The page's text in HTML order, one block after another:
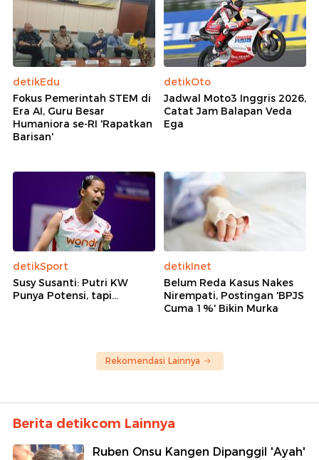
detikEdu
Fokus Pemerintah STEM di
Era AI, Guru Besar
Humaniora se-RI 'Rapatkan
Barisan'
detikOto
Jadwal Moto3 Inggris 2026,
Catat Jam Balapan Veda
Ega
detikSport
Susy Susanti: Putri KW
Punya Potensi, tapi...
detikInet
Belum Reda Kasus Nakes
Nirempati, Postingan 'BPJS
Cuma 1%' Bikin Murka
Rekomendasi Lainnya
Berita detikcom Lainnya
Ruben Onsu Kangen Dipanggil 'Ayah'